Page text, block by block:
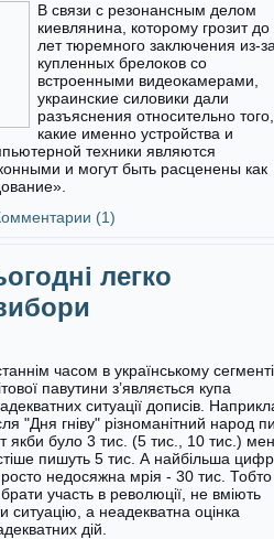
В связи с резонансным делом
киевлянина, которому грозит до
лет тюремного заключения из-
купленных брелоков со
встроенными видеокамерами,
украинские силовики дали
разъяснения относительно того,
какие именно устройства и
техники являются
и могут быть расценены как
(1)
легко
часом в українському сегменті
павутини з’являється купа
ситуації дописів.
"Дня гніву" різноманітний народ
якби було 3 тис. (5 тис., 10 тис.)
пишуть 5 тис. А найбільша
недосяжна мрія - 30 тис. Тобто
участь в революції, не вміють
ситуацію, а неадекватна оцінка
дій.